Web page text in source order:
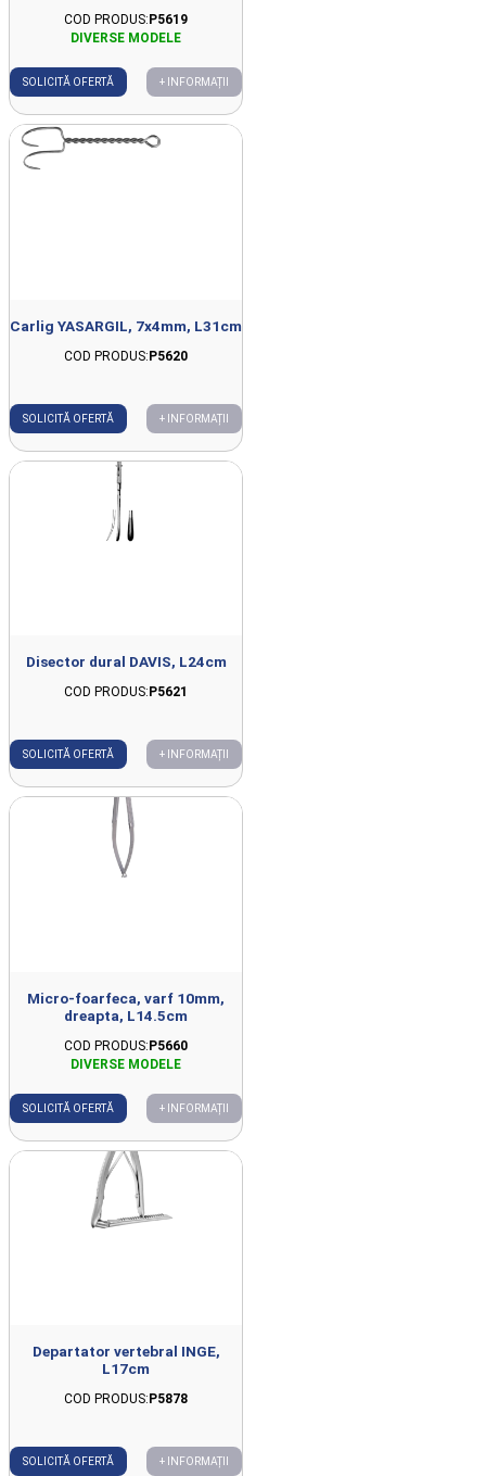
COD PRODUS: P5619
SOLICITĂ OFERTĂ + INFORMAȚII
Carlig YASARGIL, 7x4mm, L31cm
COD PRODUS:P5620
SOLICITĂ OFERTĂ + INFORMAȚII
Disector dural DAVIS, L24cm
COD PRODUS: P5621
SOLICITĂ OFERTĂ + INFORMAȚII
Micro-foarfeca, varf 10mm,
dreapta, L14.5cm
COD PRODUS:P5660
SOLICITĂ OFERTĂ + INFORMAȚII
Departator vertebral INGE,
L17cm
COD PRODUS: P5878
SOLICITĂ OFERTĂ + INFORMAȚII